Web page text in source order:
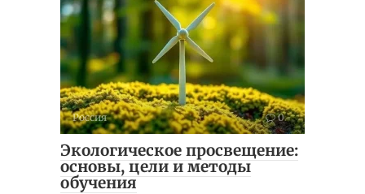
Россия 0
Экологическое просвещение:
основы, цели и методы
обучения